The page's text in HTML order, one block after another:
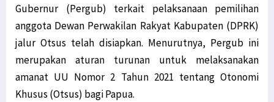
Gubernur (Pergub) terkait pelaksanaan pemilihan
anggota Dewan Perwakilan Rakyat Kabupaten (DPRK)
jalur Otsus telah disiapkan. Menurutnya, Pergub ini
merupakan aturan turunan untuk melaksanakan
amanat UU Nomor 2 Tahun 2021 tentang Otonomi
Khusus (Otsus) bagi Papua.